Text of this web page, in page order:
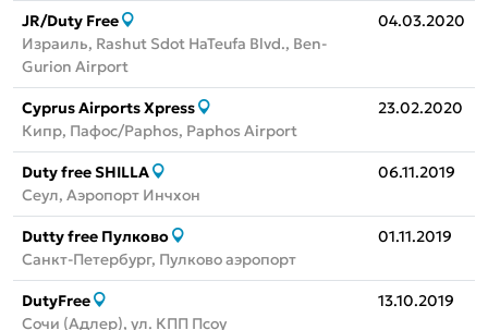
JR/Duty Free
Израиль, Rashut Sdot HaTeufa Blvd., Ben-
Gurion Airport
04.03.2020
Cyprus Airports Xpress
Кипр, Пафос/Paphos, Paphos Airport
23.02.2020
Duty free SHILLA
Сеул, Аэропорт Инчхон
06.11.2019
Dutty free Пулково
Санкт-Петербург, Пулково аэропорт
01.11.2019
DutyFree
Сочи (Адлер), ул. КПП Псоу
13.10.2019